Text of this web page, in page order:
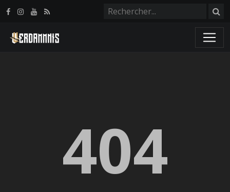
404
Panneau de gestion des cookies